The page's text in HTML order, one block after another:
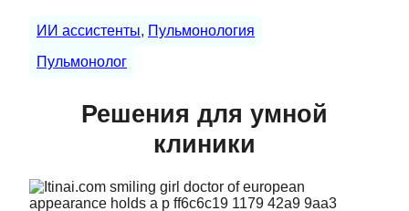
ИИ ассистенты, Пульмонология
Пульмонолог
Решения для умной
клиники